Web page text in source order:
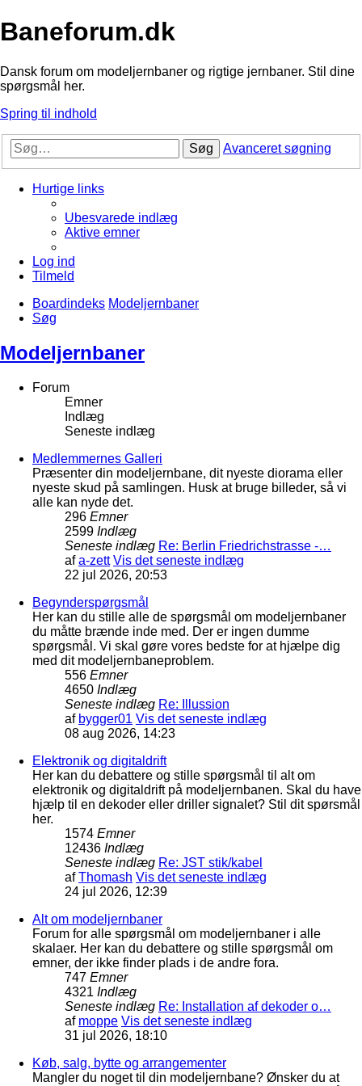
Baneforum.dk
Dansk forum om modeljernbaner og rigtige jernbaner. Stil dine
spørgsmål her.
Spring til indhold
Søg Avanceret søgning
Hurtige links
Ubesvarede indlæg
Aktive emner
Log ind
Tilmeld
Boardindeks Modeljernbaner
Søg
Modeljernbaner
Forum
Emner
Indlæg
Seneste indlæg
Medlemmernes Galleri
Præsenter din modeljernbane, dit nyeste diorama eller
nyeste skud på samlingen. Husk at bruge billeder, så vi
alle kan nyde det.
296 Emner
2599 Indlæg
Seneste indlæg Re: Berlin Friedrichstrasse -…
afa-zett Vis det seneste indlæg
22 jul 2026, 20:53
Begynderspørgsmål
Her kan du stille alle de spørgsmål om modeljernbaner
du måtte brænde inde med. Der er ingen dumme
spørgsmål. Vi skal gøre vores bedste for at hjælpe dig
med dit modeljernbaneproblem.
556 Emner
4650 Indlæg
Seneste indlæg Re: Illussion
af bygger01 Vis det seneste indlæg
08 aug 2026, 14:23
Elektronik og digitaldrift
Her kan du debattere og stille spørgsmål til alt om
elektronik og digitaldrift på modeljernbanen. Skal du have
hjælp til en dekoder eller driller signalet? Stil dit spørsmål
her.
1574 Emner
12436 Indlæg
Seneste indlæg Re: JST stik/kabel
afThomash Vis det seneste indlæg
24 jul 2026, 12:39
Alt om modeljernbaner
Forum for alle spørgsmål om modeljernbaner i alle
skalaer. Her kan du debattere og stille spørgsmål om
emner, der ikke finder plads i de andre fora.
747 Emner
4321 Indlæg
Seneste indlæg Re: Installation af dekoder o…
af moppe Vis det seneste indlæg
31 jul 2026, 18:10
Køb, salg, bytte og arrangementer
Mangler du noget til din modeljernbane? Ønsker du at